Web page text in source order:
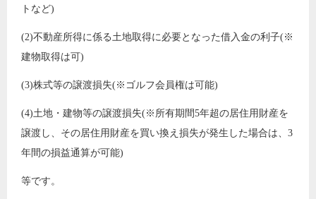
トなど)
(2)不動産所得に係る土地取得に必要となった借入金の利子(※
建物取得は可)
(3)株式等の譲渡損失(※ゴルフ会員権は可能)
(4)土地・建物等の譲渡損失(※所有期間5年超の居住用財産を
譲渡し、その居住用財産を買い換え損失が発生した場合は、3
年間の損益通算が可能)
等です。